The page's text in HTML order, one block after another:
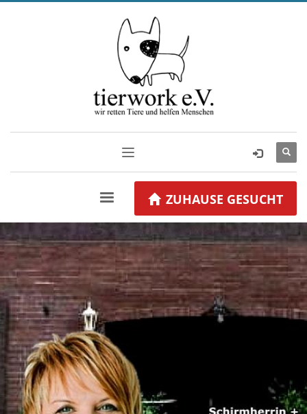
ZUHAUSE GESUCHT